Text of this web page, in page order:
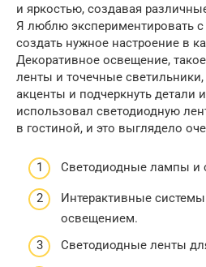
и яркостью, создавая
Я люблю экспериментировать
создать нужное настроение в
Декоративное освещение,
ленты и точечные
акценты и подчеркнуть детали
использовал светодиодную
в гостиной, и это выглядело
Светодиодные лампы и
Интерактивные
освещением.
Светодиодные ленты